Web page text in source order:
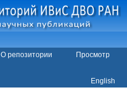
О репозитории
Просмотр
English